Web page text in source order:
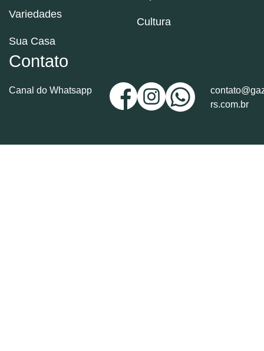
Variedades
Sua Casa
Cultura
Contato
Canal do Whatsapp
rs.com.br